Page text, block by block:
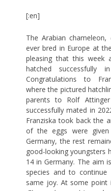
[:en]
The Arabian chameleon,
ever bred in Europe at
pleasing that this week
hatched successfully
Congratulations to
where the pictured
parents to Rolf
successfully mated in
Franziska took back the
of the eggs were
Germany, the rest
good-looking youngsters
14 in Germany. The aim
species and to
same joy. At some